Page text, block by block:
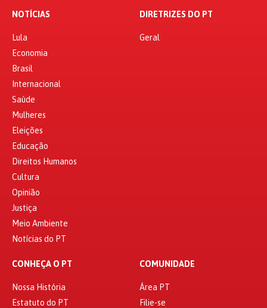
NOTÍCIAS
Lula
Economia
Brasil
Internacional
Saúde
Mulheres
Eleições
Educação
Direitos Humanos
Cultura
Opinião
Justiça
Meio Ambiente
Notícias do PT
DIRETRIZES DO PT
Geral
CONHEÇA O PT
Nossa História
Estatuto do PT
COMUNIDADE
Área PT
Filie-se